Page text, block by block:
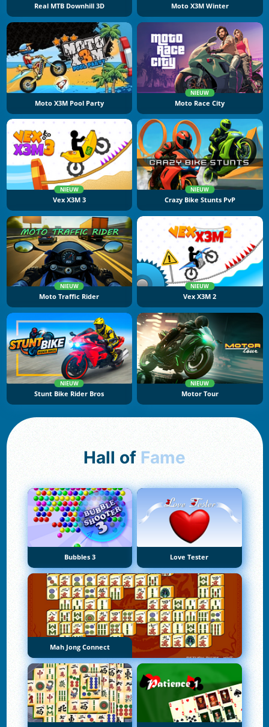
Real MTB Downhill 3D Moto X3M Winter
Moto X3M Pool Party
NIEUW
Moto Race City
NIEUW
Vex X3M 3
NIEUW
Crazy Bike Stunts PvP
NIEUW
Moto Traffic Rider
NIEUW
Vex X3M 2
NIEUW
Stunt Bike Rider Bros
NIEUW
Motor Tour
Hall of Fame
Bubbles 3 Love Tester
Mah Jong Connect